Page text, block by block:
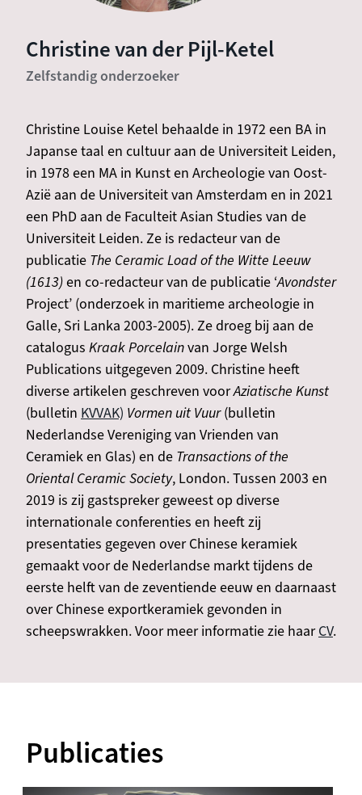
Christine van der Pijl-Ketel
Zelfstandig onderzoeker
Christine Louise Ketel behaalde in 1972 een BA in
Japanse taal en cultuur aan de Universiteit Leiden,
in 1978 een MA in Kunst en Archeologie van Oost-
Azië aan de Universiteit van Amsterdam en in 2021
een PhD aan de Faculteit Asian Studies van de
Universiteit Leiden. Ze is redacteur van de
publicatie The Ceramic Load of the Witte Leeuw
(1613)en co-redacteur van de publicatie ‘Avondster
Project’ (onderzoek in maritieme archeologie in
Galle, Sri Lanka 2003-2005). Ze droeg bij aan de
catalogus Kraak Porcelainvan Jorge Welsh
Publications uitgegeven 2009. Christine heeft
diverse artikelen geschreven voorAziatische Kunst
(bulletin KVVAK) Vormen uit Vuur(bulletin
Nederlandse Vereniging van Vrienden van
Ceramiek en Glas) en de Transactions of the
Oriental Ceramic Society, London. Tussen 2003 en
2019 is zij gastspreker geweest op diverse
internationale conferenties en heeft zij
presentaties gegeven over Chinese keramiek
gemaakt voor de Nederlandse markt tijdens de
eerste helft van de zeventiende eeuw en daarnaast
over Chinese exportkeramiek gevonden in
scheepswrakken. Voor meer informatie zie haarCV.
Publicaties